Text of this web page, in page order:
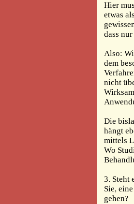
Hier
etwas
dass
Also:
dem
nicht
Die
hängt
mittels
Wo
3. Steht
Sie,
gehen?